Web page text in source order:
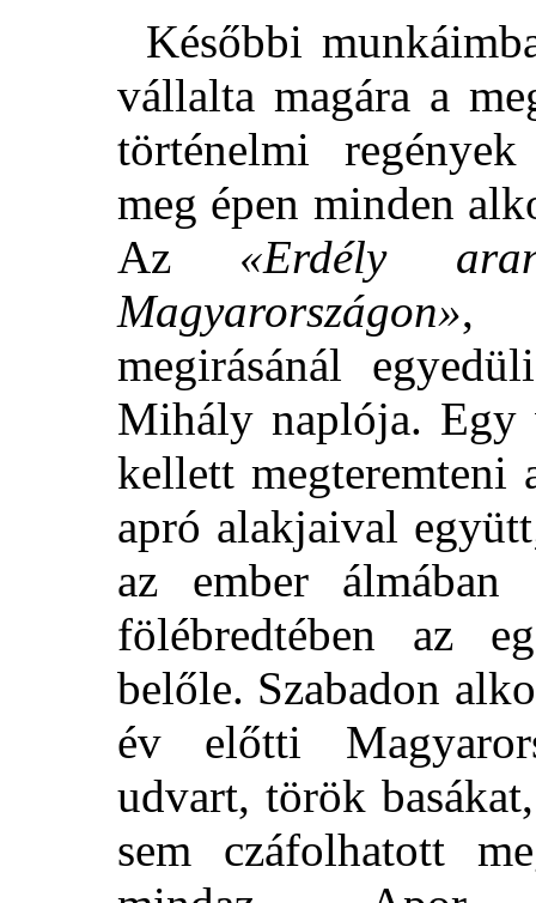
Későbbi
vállalta magára a
történelmi
meg épen minden
Az «Erdély
Magyarországon»
megirásánál
Mihály naplója. Egy
kellett megteremteni
apró alakjaival
az ember
fölébredtében az
belőle. Szabadon
év előtti
udvart, török
sem czáfolhatott